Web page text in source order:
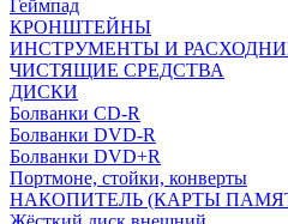
Геймпад
КРОНШТЕЙНЫ
ИНСТРУМЕНТЫ И
ЧИСТЯЩИЕ СРЕДСТВА
ДИСКИ
Болванки CD-R
Болванки DVD-R
Болванки DVD+R
Портмоне, стойки, конверты
НАКОПИТЕЛЬ (КАРТЫ